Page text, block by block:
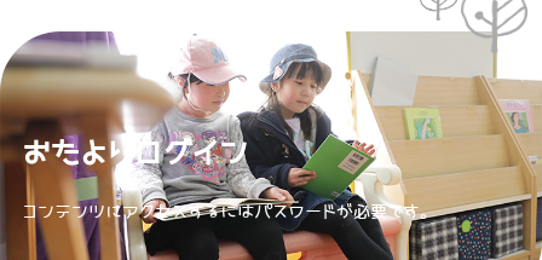
おたよりログイン
コンテンツにアクセスするにはパスワードが必要です。